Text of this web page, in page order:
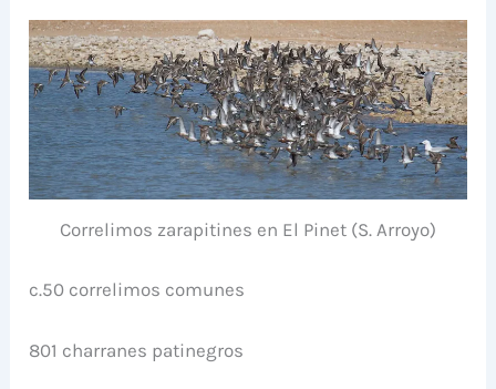
Correlimos zarapitines en El Pinet (S. Arroyo)
c.50 correlimos comunes
801 charranes patinegros